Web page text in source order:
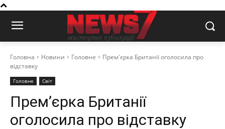
Головна Новини Головне
Прем'єрка Британії оголосила про
відставку
Головне Світ
Прем’єрка Британії
оголосила про відставку